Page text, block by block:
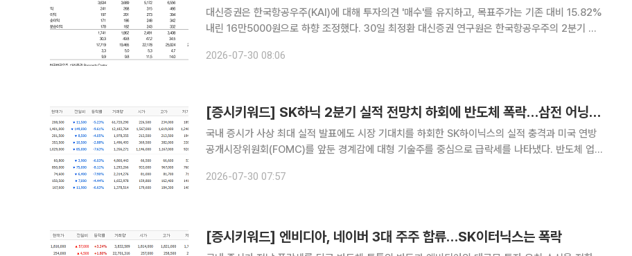
대신증권은 한국항공우주(KAI)에 대해 투자의견 '매수'를 유지하고, 목표주가는 기존 대비 15.82%
내린 16만5000원으로 하향 조정했다. 30일 최정환 대신증권 연구원은 한국항공우주의 2분기 영
기 실적 개선과 수주 모멘텀이 유효하다고 진단했다.
2026-07-30 08:06
[증시키워드] SK하닉 2분기 실적 전망치 하회에 반도체 폭락…삼전 어닝콜 대기
국내 증시가 사상 최대 실적 발표에도 시장 기대치를 하회한 SK하이닉스의 실적 충격과 미국 연방
공개시장위원회(FOMC)를 앞둔 경계감에 대형 기술주를 중심으로 급락세를 나타냈다. 반도체 업종
약세를 보였다. 30일 금융투자업계에 따르면 이날 장 시작 전 네
2026-07-30 07:57
[증시키워드] 엔비디아, 네이버 3대 주주 합류…SK이터닉스는 폭락